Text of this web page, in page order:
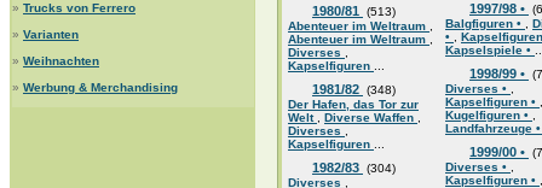
» Trucks von Ferrero
» Varianten
» Weihnachten
» Werbung & Merchandising
1980/81 (513)
Abenteuer im Weltraum
Abenteuer im Weltraum
Diverses
Kapselfiguren
1981/82 (348)
Der Hafen, das Tor zur
Welt
Diverse Waffen
Diverses
Kapselfiguren
1982/83 (304)
Diverses
1997/98 •
Balgfiguren •
•
Kapselspiele •
1998/99 •
Diverses •
Kapselfiguren •
Kugelfiguren •
Landfahrzeuge
1999/00 •
Diverses •
Kapselfiguren •